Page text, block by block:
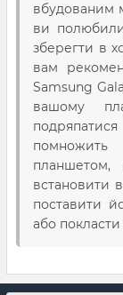
вбудованим
ви
зберегти в
вам
Samsung
вашому
помножить
встановити
поставити
або покласти